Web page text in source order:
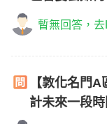
暫無回答，去
【敦化名門
計未來一段